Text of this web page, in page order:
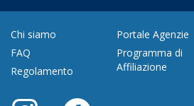
Chi siamo
FAQ
Regolamento
Portale Agenzie
Programma di
Affiliazione